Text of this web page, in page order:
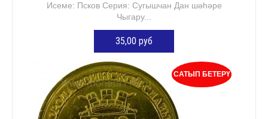
Исеме: Псков Серия: Сугышчан Дан шәһәре
Чыгару...
35,00 руб
КӘРҖИНГӘ ӨСТӘҮ
САТЫП БЕТЕРҮ